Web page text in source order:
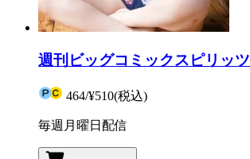
週刊ビッグコミックスピリッツ
464/¥510(税込)
毎週月曜日配信